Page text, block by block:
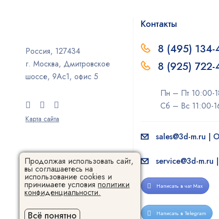
Россия, 127434
г. Москва, Дмитровское
шоссе, 9Ас1, офис 5
Карта сайта
Контакты
8 (495) 134-
8 (925)
Пн – Пт 10:00-
Сб – Вс 11:00-
sales@3d-m.ru |
service@3d-m.ru
Написать в чат Max
Написать в Telegram
Продолжая использовать сайт,
вы соглашаетесь на
использование cookies и
принимаете условияполитики
конфиденциальности.
Всё понятно